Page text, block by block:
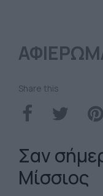
Share this
Σαν
Μίσσιος